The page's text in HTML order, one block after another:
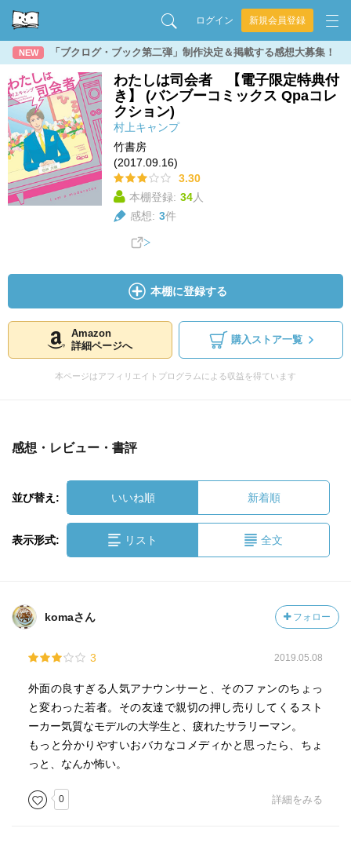
ログイン 新規会員登録
NEW 「ブクログ・ブック第二弾」制作決定＆掲載する感想大募集！
わたしは司会者 【電子限定特典付
き】 (バンブーコミックス Qpaコレ
クション)
村上キャンプ
竹書房
(2017.09.16)
3.30
本棚登録: 34人
感想: 3件
本棚に登録する
Amazon
詳細ページへ
購入ストア一覧
本ページはアフィリエイトプログラムによる収益を得ています
感想・レビュー・書評
並び替え: いいね順 新着順
表示形式: リスト 全文
komaさん フォロー
3 2019.05.08
外面の良すぎる人気アナウンサーと、そのファンのちょっ
と変わった若者。その友達で親切の押し売りしてくるスト
ーカー気質なモデルの大学生と、疲れたサラリーマン。
もっと分かりやすいおバカなコメディかと思ったら、ちょ
っと、なんか怖い。
0 詳細をみる